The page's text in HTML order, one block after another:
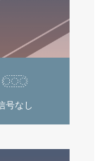
号なし